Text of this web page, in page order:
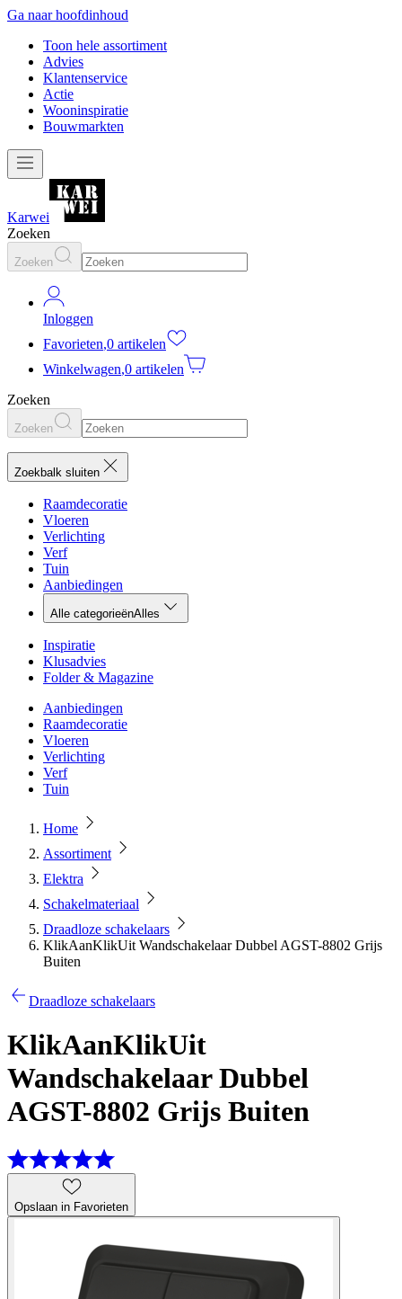
Ga naar hoofdinhoud
Toon hele assortiment
Advies
Klantenservice
Actie
Wooninspiratie
Bouwmarkten
Karwei
Zoeken
Zoeken
Inloggen
Favorieten,0 artikelen
Winkelwagen,0 artikelen
Zoeken
Zoeken
Zoekbalk sluiten
Raamdecoratie
Vloeren
Verlichting
Verf
Tuin
Aanbiedingen
Alle categorieënAlles
Inspiratie
Klusadvies
Folder & Magazine
Aanbiedingen
Raamdecoratie
Vloeren
Verlichting
Verf
Tuin
Home
Assortiment
Elektra
Schakelmateriaal
Draadloze schakelaars
KlikAanKlikUit Wandschakelaar Dubbel AGST-8802 Grijs
Buiten
Draadloze schakelaars
KlikAanKlikUit
Wandschakelaar Dubbel
AGST-8802 Grijs Buiten
Opslaan in Favorieten